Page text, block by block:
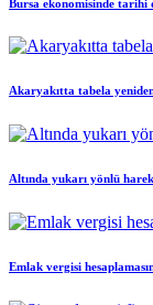
Bursa ekonomisinde tarihi
Akaryakıtta tabela
Altında yukarı yönlü
Emlak vergisi